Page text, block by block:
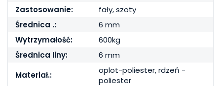
Zastosowanie:
fały, szoty
Średnica .:
6 mm
Wytrzymałość:
600kg
Średnica liny:
6 mm
Materiał.:
oplot-poliester, rdzeń -
poliester